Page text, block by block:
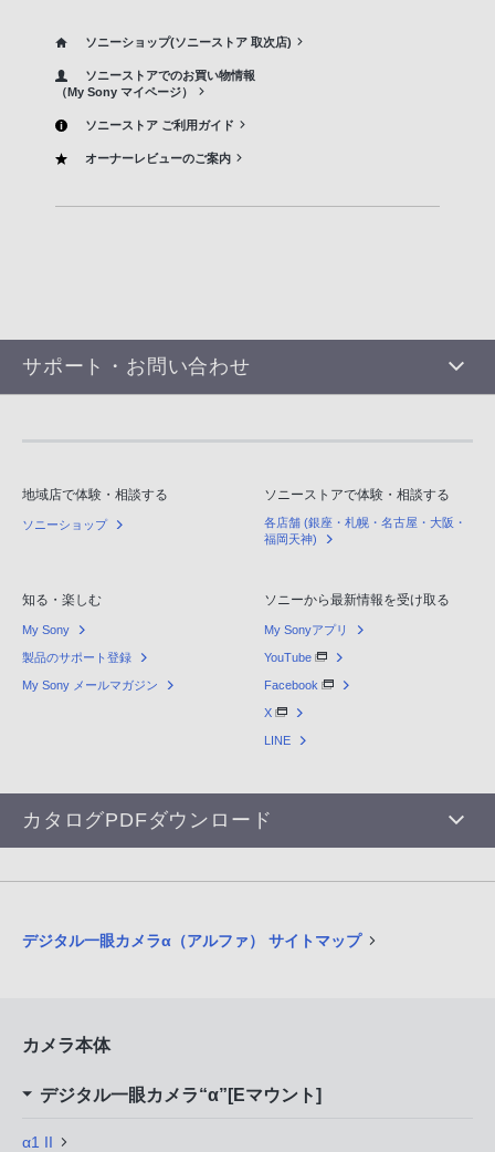
ソニーショップ(ソニーストア 取次店)
ソニーストアでのお買い物情報
（My Sony マイページ）
ソニーストア ご利用ガイド
オーナーレビューのご案内
サポート・お問い合わせ
地域店で体験・相談する
ソニーショップ
ソニーストアで体験・相談する
各店舗 (銀座・札幌・名古屋・大阪・
福岡天神)
知る・楽しむ
My Sony
製品のサポート登録
My Sony メールマガジン
ソニーから最新情報を受け取る
My Sonyアプリ
YouTube
Facebook
X
LINE
カタログPDFダウンロード
デジタル一眼カメラα（アルファ） サイトマップ
カメラ本体
デジタル一眼カメラ“α”[Eマウント]
α1 II